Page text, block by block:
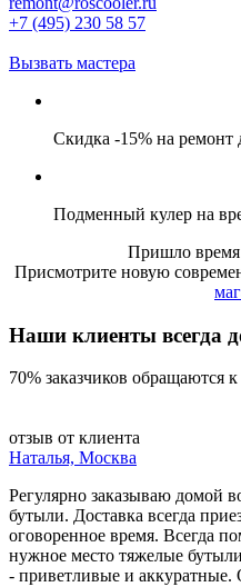
+7 (495) 230 58 57
Вызвать мастера
Скидка -15% на ремонт
Подменный кулер на
Пришло время
Присмотрите новую
Наши клиенты всегда
70% заказчиков обращаются
отзыв от клиента
Наталья, Москва
Регулярно заказываю домой
бутыли. Доставка всегда
оговоренное время. Всегда
нужное место тяжелые
- приветливые и аккуратные.